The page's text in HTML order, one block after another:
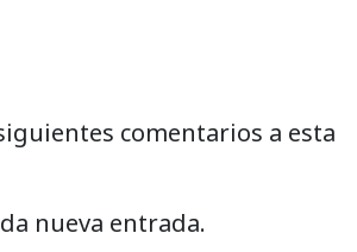
comentarios a esta
nueva entrada.